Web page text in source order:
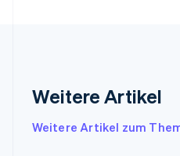
Weitere Artikel
Weitere Artikel zum
Finnland
Frankreich